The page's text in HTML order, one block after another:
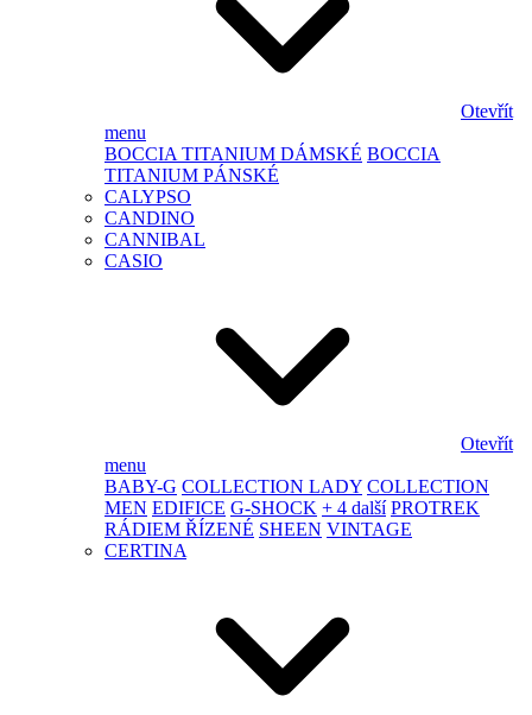
Otevřít
menu
BOCCIA TITANIUM DÁMSKÉ BOCCIA
TITANIUM PÁNSKÉ
CALYPSO
CANDINO
CANNIBAL
CASIO
Otevřít
menu
BABY-G COLLECTION LADY COLLECTION
MEN EDIFICE G-SHOCK + 4 další PROTREK
RÁDIEM ŘÍZENÉ SHEEN VINTAGE
CERTINA